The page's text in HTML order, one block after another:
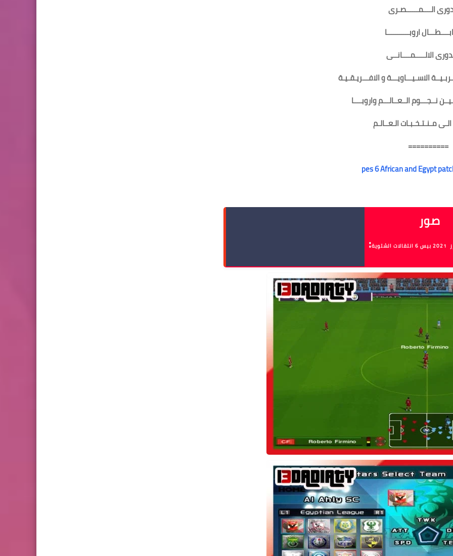
الــــمــــــصـرى
اروبـــــــــــا
الالـــــمــــانــى
الاسـيـــاويـــة و الافـــريـقـيـة
نــجـــوم الــعــالـــم واروبــــا
مـنـتـخـبـات الـعــالـم
==========
صور
: